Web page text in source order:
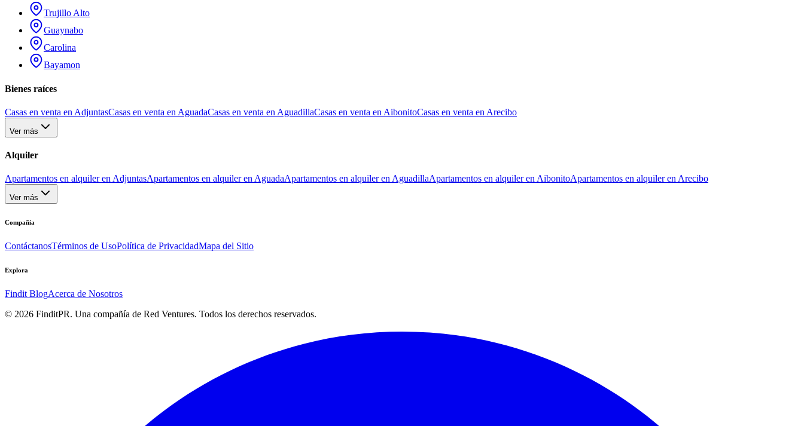
Trujillo Alto
Guaynabo
Carolina
Bayamon
Bienes raíces
Casas en venta en AdjuntasCasas en venta en AguadaCasas en venta en AguadillaCasas en venta en AibonitoCasas en venta en Arecibo
Ver más
Alquiler
Apartamentos en alquiler en AdjuntasApartamentos en alquiler en AguadaApartamentos en alquiler en AguadillaApartamentos en alquiler en AibonitoApartamentos en alquiler en Arecibo
Ver más
Compañía
ContáctanosTérminos de UsoPolítica de PrivacidadMapa del Sitio
Explora
Findit BlogAcerca de Nosotros
© 2026 FinditPR. Una compañía de Red Ventures. Todos los derechos reservados.